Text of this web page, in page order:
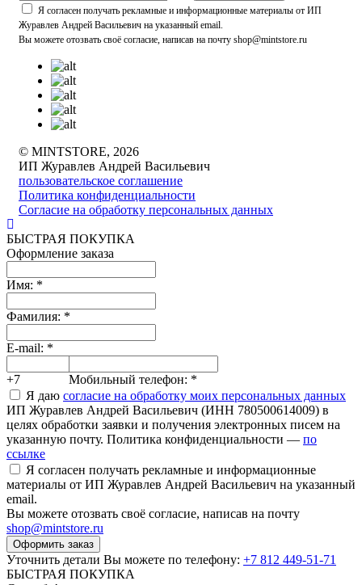
Я согласен получать рекламные и информационные материалы от ИП
Журавлев Андрей Васильевич на указанный email.
Вы можете отозвать своё согласие, написав на почту shop@mintstore.ru
© MINTSTORE, 2026
ИП Журавлев Андрей Васильевич
пользовательское соглашение
Политика конфиденциальности
Согласие на обработку персональных данных
БЫСТРАЯ ПОКУПКА
Оформление заказа
Имя: *
Фамилия: *
E-mail: *
+7 Мобильный телефон: *
Я даю согласие на обработку моих персональных данных
ИП Журавлев Андрей Васильевич (ИНН 780500614009) в
целях обработки заявки и получения электронных писем на
указанную почту. Политика конфиденциальности — по
ссылке
Я согласен получать рекламные и информационные
материалы от ИП Журавлев Андрей Васильевич на указанный
email.
Вы можете отозвать своё согласие, написав на почту
shop@mintstore.ru
Оформить заказ
Уточнить детали Вы можете по телефону: +7 812 449-51-71
БЫСТРАЯ ПОКУПКА